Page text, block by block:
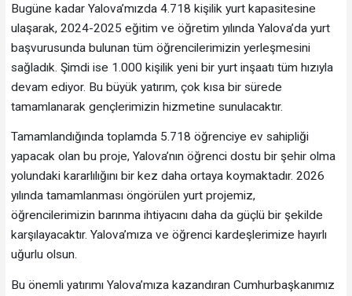
Bugüne kadar Yalova’mızda 4.718 kişilik yurt kapasitesine
ulaşarak, 2024-2025 eğitim ve öğretim yılında Yalova’da yurt
başvurusunda bulunan tüm öğrencilerimizin yerleşmesini
sağladık. Şimdi ise 1.000 kişilik yeni bir yurt inşaatı tüm hızıyla
devam ediyor. Bu büyük yatırım, çok kısa bir sürede
tamamlanarak gençlerimizin hizmetine sunulacaktır.
Tamamlandığında toplamda 5.718 öğrenciye ev sahipliği
yapacak olan bu proje, Yalova’nın öğrenci dostu bir şehir olma
yolundaki kararlılığını bir kez daha ortaya koymaktadır. 2026
yılında tamamlanması öngörülen yurt projemiz,
öğrencilerimizin barınma ihtiyacını daha da güçlü bir şekilde
karşılayacaktır. Yalova’mıza ve öğrenci kardeşlerimize hayırlı
uğurlu olsun.
Bu önemli yatırımı Yalova’mıza kazandıran Cumhurbaşkanımız